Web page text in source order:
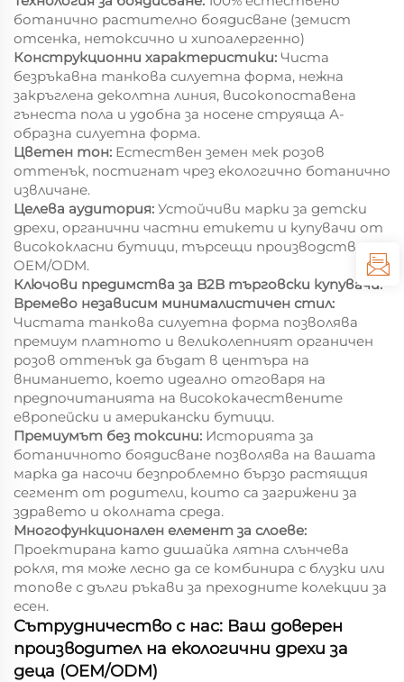
ботанично растително боядисване (земист
отсенка, нетоксично и хипоалергенно)
Конструкционни характеристики: Чиста
безръкавна танкова силуетна форма, нежна
закръглена деколтна линия, високопоставена
гънеста пола и удобна за носене струяща А-
образна силуетна форма.
Цветен тон: Естествен земен мек розов
оттенък, постигнат чрез екологично ботанично
извличане.
Целева аудитория: Устойчиви марки за детски
дрехи, органични частни етикети и купувачи от
висококласни бутици, търсещи производство по
OEM/ODM.
Ключови предимства за B2B търговски купувачи:
Времево независим минималистичен стил:
Чистата танкова силуетна форма позволява
премиум платното и великолепният органичен
розов оттенък да бъдат в центъра на
вниманието, което идеално отговаря на
предпочитанията на висококачествените
европейски и американски бутици.
Премиумът без токсини: Историята за
ботаничното боядисване позволява на вашата
марка да насочи безпроблемно бързо растящия
сегмент от родители, които са загрижени за
здравето и околната среда.
Многофункционален елемент за слоеве:
Проектирана като дишайка лятна слънчева
рокля, тя може лесно да се комбинира с блузки или
топове с дълги ръкави за преходните колекции за
есен.
Сътрудничество с нас: Ваш доверен
производител на екологични дрехи за
деца (OEM/ODM)